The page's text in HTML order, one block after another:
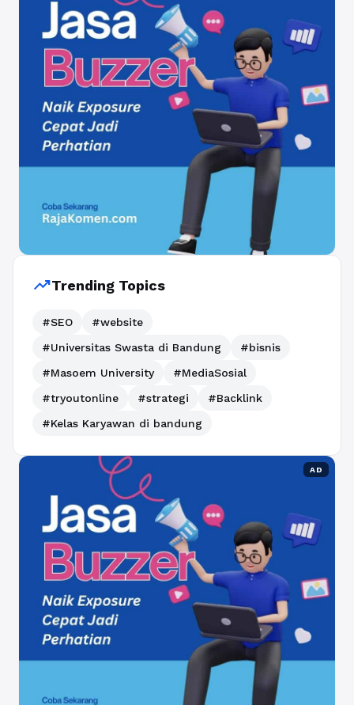
trending_upTrending Topics
#SEO
#website
#Universitas Swasta di Bandung
#bisnis
#Masoem University
#MediaSosial
#tryoutonline
#strategi
#Backlink
#Kelas Karyawan di bandung
AD